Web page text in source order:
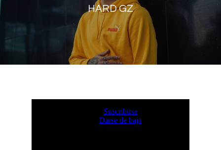
HARD GZ